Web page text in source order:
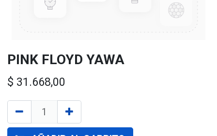
PINK FLOYD YAWA
$ 31.668,00